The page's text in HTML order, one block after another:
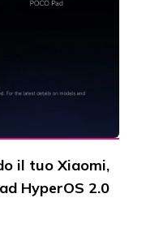
il tuo Xiaomi,
HyperOS 2.0